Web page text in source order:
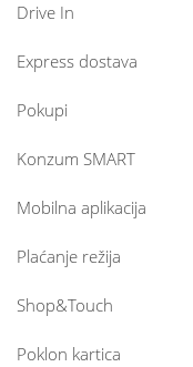
Drive In
Express dostava
Pokupi
Konzum SMART
Mobilna aplikacija
Plaćanje režija
Shop&Touch
Poklon kartica